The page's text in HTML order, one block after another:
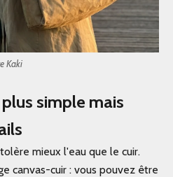
Kaki
simple mais
mieux l'eau que le cuir.
canvas-cuir : vous pouvez être